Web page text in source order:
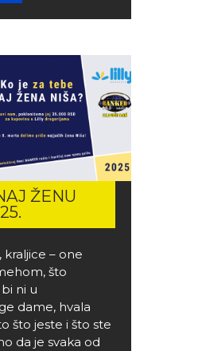
ŽENU
kraljice – one
što
ni u
dame, hvala
što jeste i što ste
da je svaka od